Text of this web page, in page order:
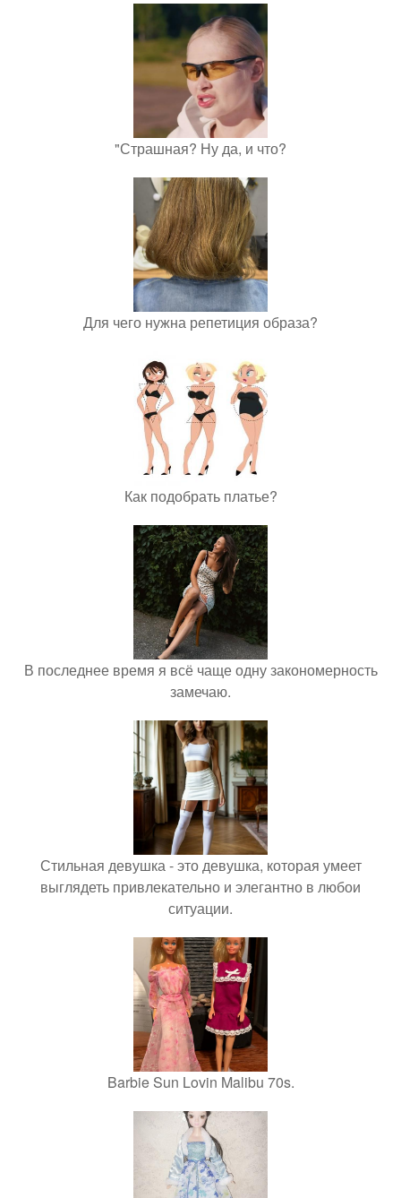
"Страшная? Ну да, и что?
Для чего нужна репетиция образа?
Как подобрать платье?
В последнее время я всё чаще одну закономерность
замечаю.
Стильная девушка - это девушка, которая умеет
выглядеть привлекательно и элегантно в любои
ситуации.
Barbie Sun Lovin Malibu 70s.